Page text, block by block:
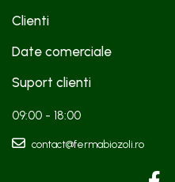
Clienti
Date comerciale
Suport clienti
09:00 - 18:00
contact@fermabiozoli.ro